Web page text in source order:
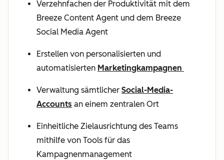
Verzehnfachen der Produktivität mit dem
Breeze Content Agent und dem Breeze
Social Media Agent
Erstellen von personalisierten und
automatisierten Marketingkampagnen
Verwaltung sämtlicher Social-Media-
Accounts an einem zentralen Ort
Einheitliche Zielausrichtung des Teams
mithilfe von Tools für das
Kampagnenmanagement